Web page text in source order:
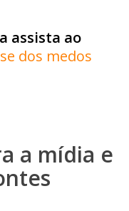
assista ao
dos medos
a mídia e